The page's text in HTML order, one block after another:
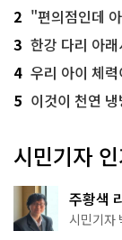
2 "편의점인데 아무
3 한강 다리 아
4 우리 아이 체
5 이것이 천연
시민기자
주황색
서울둘
시민기자